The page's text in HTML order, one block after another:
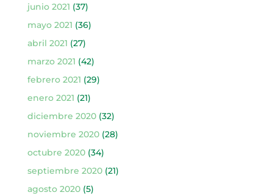
junio 2021 (37)
mayo 2021 (36)
abril 2021 (27)
marzo 2021 (42)
febrero 2021 (29)
enero 2021 (21)
diciembre 2020(32)
noviembre 2020(28)
octubre 2020(34)
septiembre 2020(21)
agosto 2020(5)